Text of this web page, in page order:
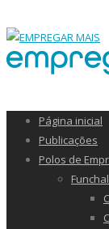
Página inicial
Publicações
Polos de
Funchal